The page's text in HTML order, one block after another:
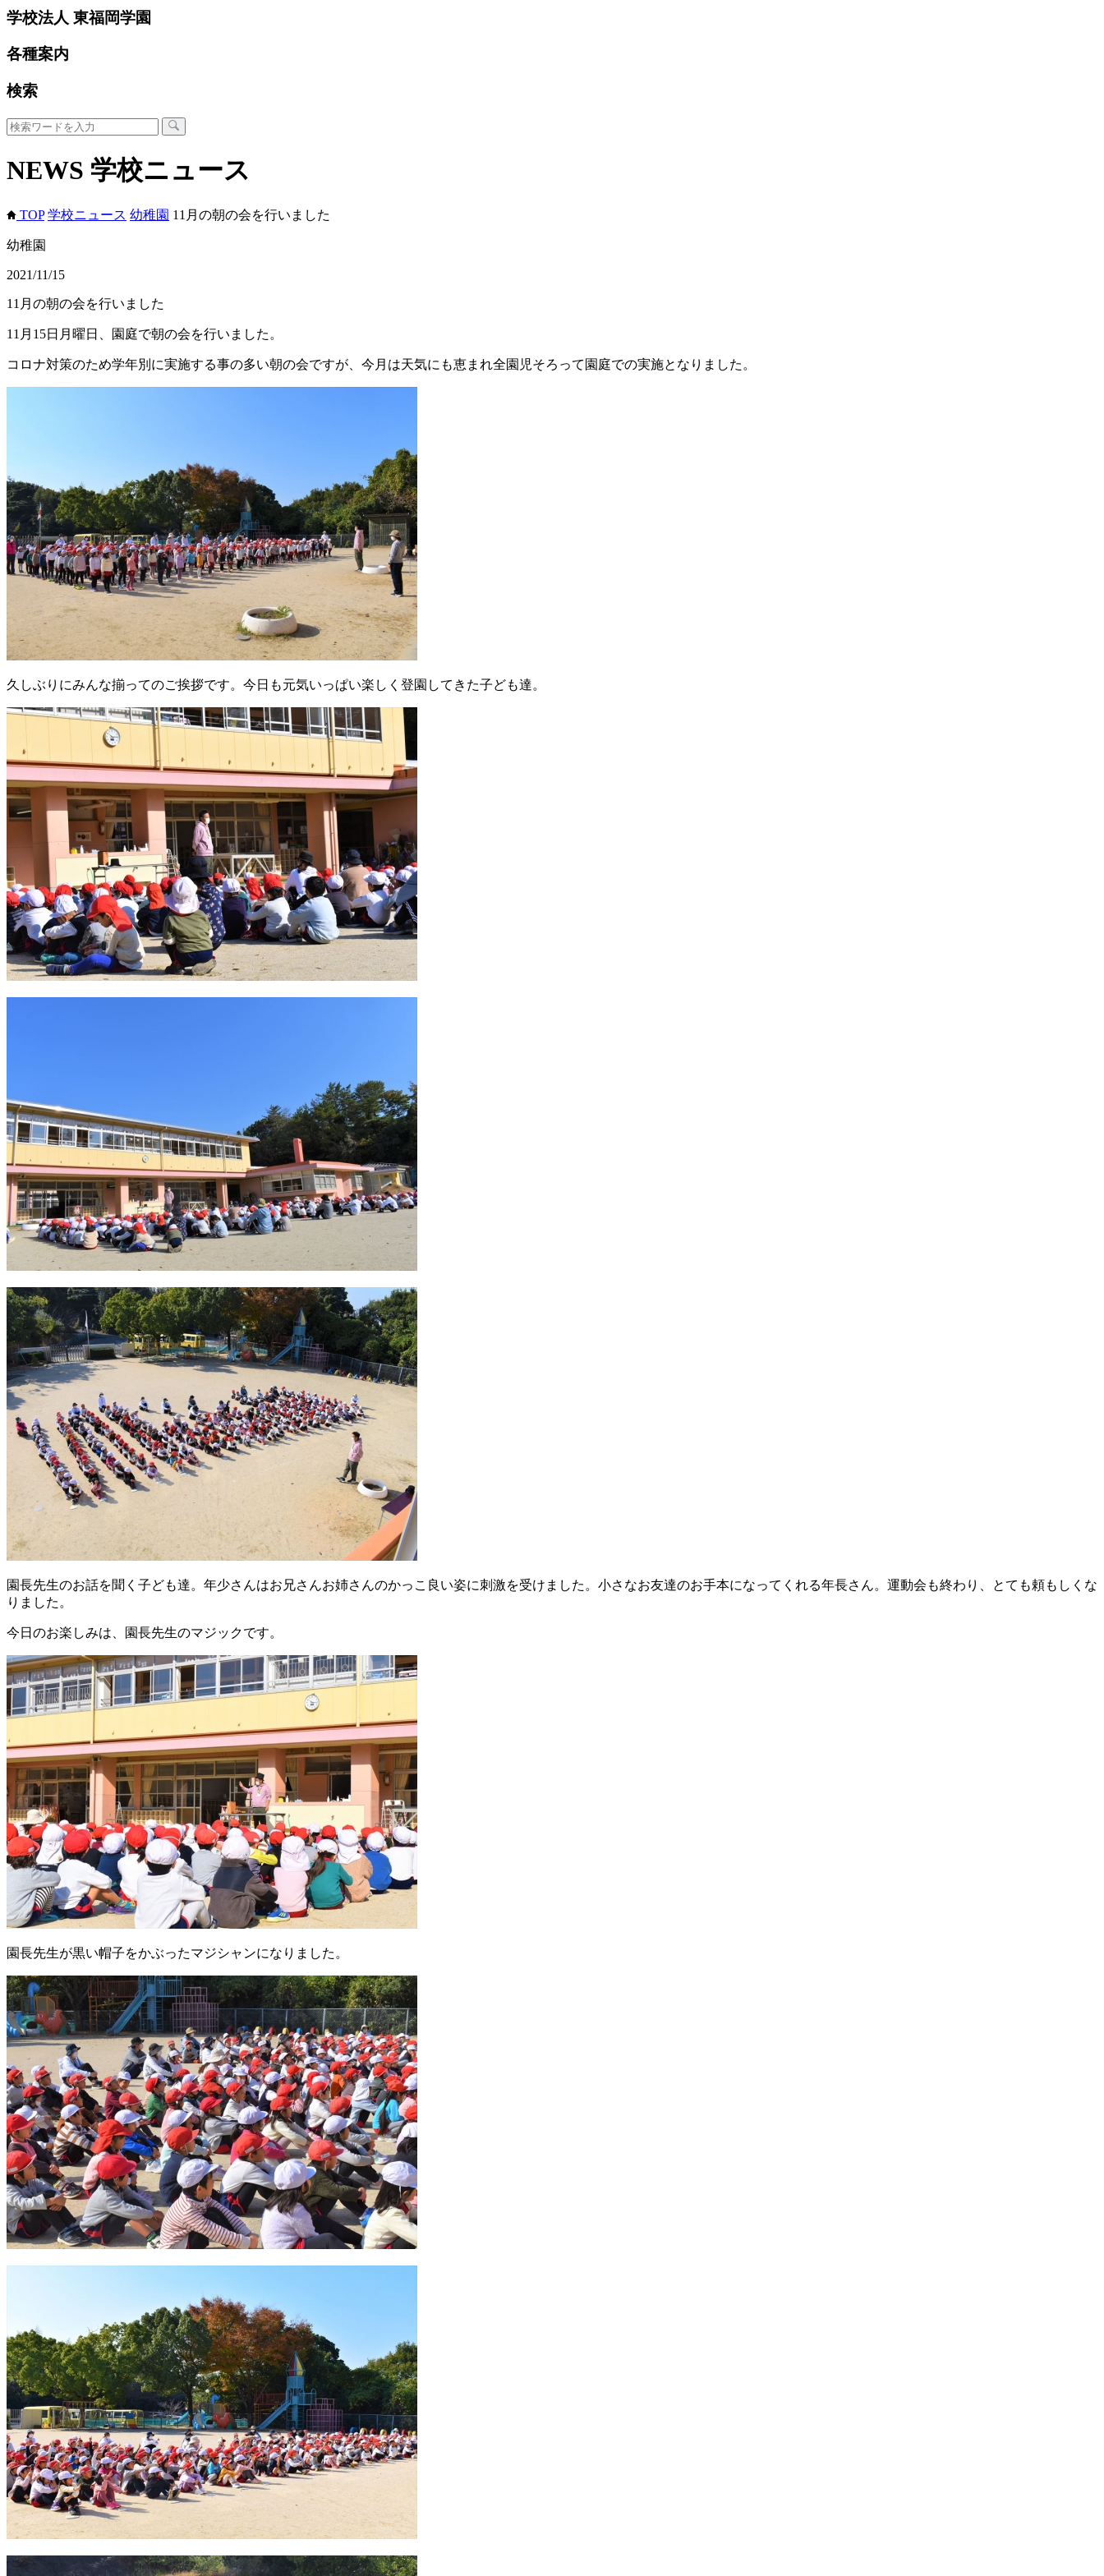
学校法人 東福岡学園
各種案内
検索
NEWS 学校ニュース
TOP 学校ニュース 幼稚園 11月の朝の会を行いました
幼稚園
2021/11/15
11月の朝の会を行いました
11月15日月曜日、園庭で朝の会を行いました。
コロナ対策のため学年別に実施する事の多い朝の会ですが、今月は天気にも恵まれ全園児そろって園庭での実施となりました。
久しぶりにみんな揃ってのご挨拶です。今日も元気いっぱい楽しく登園してきた子ども達。
園長先生のお話を聞く子ども達。年少さんはお兄さんお姉さんのかっこ良い姿に刺激を受けました。小さなお友達のお手本になってくれる年長さん。運動会も終わり、とても頼もしくな
りました。
今日のお楽しみは、園長先生のマジックです。
園長先生が黒い帽子をかぶったマジシャンになりました。